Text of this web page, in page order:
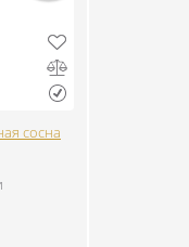
сосна